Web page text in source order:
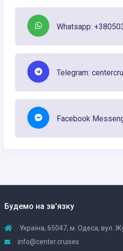
Whatsapp:
Telegram:
Facebook
Будемо на зв'язку
Україна, 65047, м. Одеса, вул.
info@center.cruises